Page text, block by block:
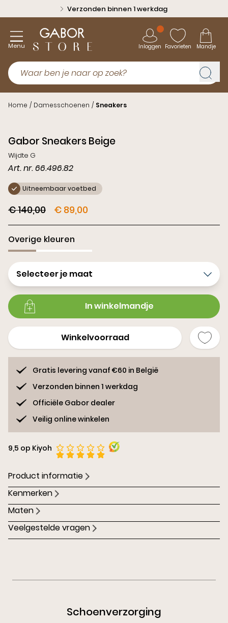
Verzonden binnen 1 werkdag
Menu Inloggen Favorieten Mandje
Home / Damesschoenen / Sneakers
Gabor Sneakers Beige
Wijdte G
Art. nr. 66.496.82
Uitneembaar voetbed
€ 140,00 € 89,00
Overige kleuren
Selecteer je maat
In winkelmandje
Winkelvoorraad
Gratis levering vanaf €60 in België
Verzonden binnen 1 werkdag
Officiële Gabor dealer
Veilig online winkelen
9,5 op Kiyoh
Product informatie
Kenmerken
Maten
Veelgestelde vragen
Schoenverzorging